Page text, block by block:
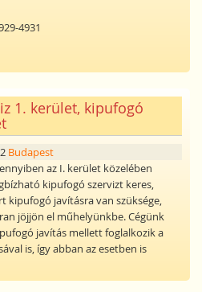
4931
1. kerület, kipufogó
Budapest
az I. kerület közelében
kipufogó szervizt keres,
kipufogó javításra van szüksége,
jöjjön el műhelyünkbe. Cégünk
javítás mellett foglalkozik a
is, így abban az esetben is